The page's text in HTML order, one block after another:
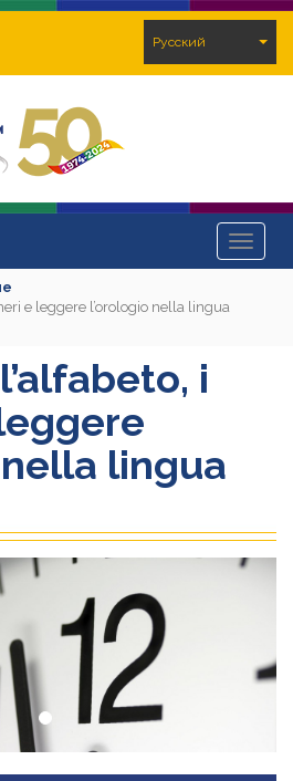
Pусский
Toggle
e leggere l’orologio nella lingua
i
lingua